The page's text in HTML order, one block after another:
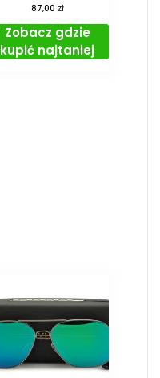
87,00 zł
Zobacz gdzie
kupić najtaniej